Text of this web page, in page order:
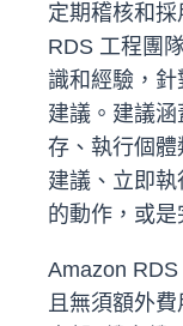
定期稽核和
RDS 工程團
識和經驗，
建議。建議
存、執行個
建議、立即
的動作，或是
Amazon
且無須額外